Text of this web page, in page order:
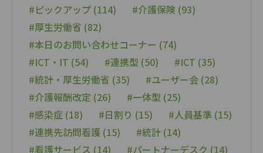
#ピックアップ (114)
#介護保険 (93)
#厚生労働省 (82)
#本日のお問い合わせコーナー (74)
#ICT・IT (54)
#連携型 (50)
#ICT (35)
#統計・厚生労働省 (35)
#ユーザー会 (28)
#介護報酬改定 (26)
#一体型 (25)
#感染症 (18)
#日割り (15)
#人員基準 (15)
#連携先訪問看護 (15)
#統計 (14)
#看護サービス (14)
#パートナーデスク (14)